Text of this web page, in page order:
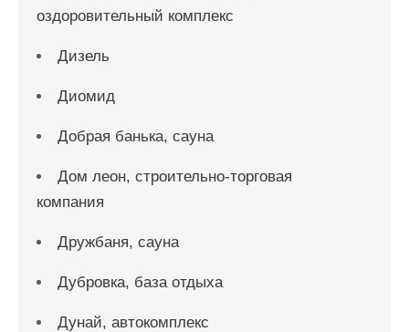
оздоровительный комплекс
Дизель
Диомид
Добрая банька, сауна
Дом леон, строительно-торговая
компания
Дружбаня, сауна
Дубровка, база отдыха
Дунай, автокомплекс